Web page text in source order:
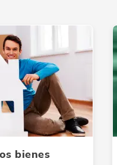
bienes